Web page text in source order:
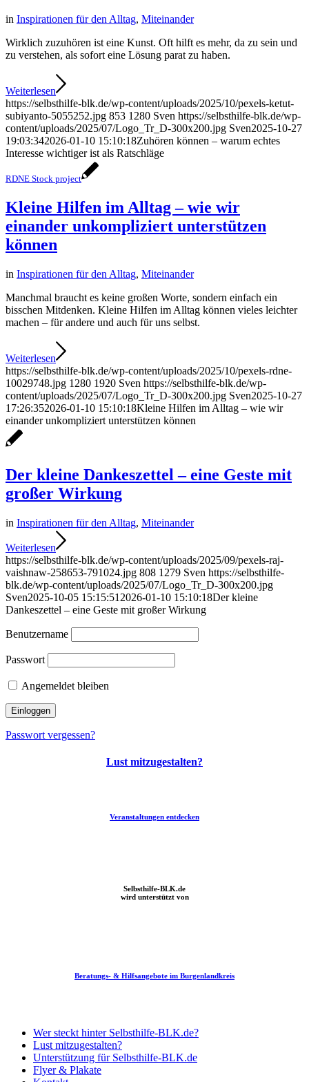
in Inspirationen für den Alltag, Miteinander
Wirklich zuzuhören ist eine Kunst. Oft hilft es mehr, da zu sein und
zu verstehen, als sofort eine Lösung parat zu haben.
Weiterlesen
https://selbsthilfe-blk.de/wp-content/uploads/2025/10/pexels-ketut-
subiyanto-5055252.jpg 853 1280 Sven https://selbsthilfe-blk.de/wp-
content/uploads/2025/07/Logo_Tr_D-300x200.jpg Sven2025-10-27
19:03:342026-01-10 15:10:18Zuhören können – warum echtes
Interesse wichtiger ist als Ratschläge
RDNE Stock project
Kleine Hilfen im Alltag – wie wir
einander unkompliziert unterstützen
können
in Inspirationen für den Alltag, Miteinander
Manchmal braucht es keine großen Worte, sondern einfach ein
bisschen Mitdenken. Kleine Hilfen im Alltag können vieles leichter
machen – für andere und auch für uns selbst.
Weiterlesen
https://selbsthilfe-blk.de/wp-content/uploads/2025/10/pexels-rdne-
10029748.jpg 1280 1920 Sven https://selbsthilfe-blk.de/wp-
content/uploads/2025/07/Logo_Tr_D-300x200.jpg Sven2025-10-27
17:26:352026-01-10 15:10:18Kleine Hilfen im Alltag – wie wir
einander unkompliziert unterstützen können
Der kleine Dankeszettel – eine Geste mit
großer Wirkung
in Inspirationen für den Alltag, Miteinander
Weiterlesen
https://selbsthilfe-blk.de/wp-content/uploads/2025/09/pexels-raj-
vaishnaw-258653-791024.jpg 808 1279 Sven https://selbsthilfe-
blk.de/wp-content/uploads/2025/07/Logo_Tr_D-300x200.jpg
Sven2025-10-05 15:15:51 2026-01-10 15:10:18Der kleine
Dankeszettel – eine Geste mit großer Wirkung
Benutzername
Passwort
Angemeldet bleiben
Passwort vergessen?
Lust mitzugestalten?
Veranstaltungen entdecken
Selbsthilfe-BLK.de
wird unterstützt von
Beratungs- & Hilfsangebote im Burgenlandkreis
Wer steckt hinter Selbsthilfe-BLK.de?
Lust mitzugestalten?
Unterstützung für Selbsthilfe-BLK.de
Flyer & Plakate